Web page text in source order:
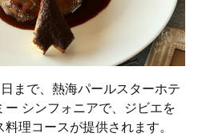
まで、熱海パールスターホテ
シンフォニアで、ジビエを
理コースが提供されます。